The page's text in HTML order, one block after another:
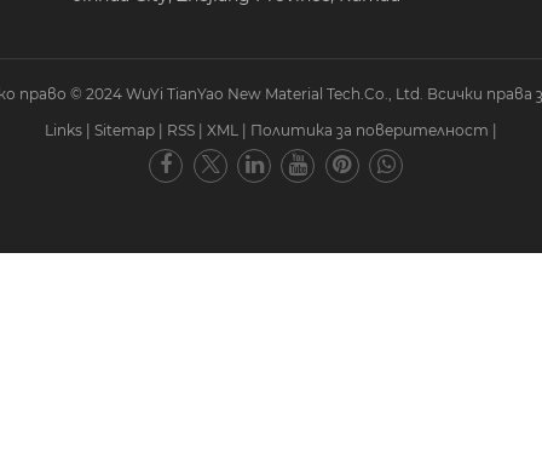
право © 2024 WuYi TianYao New Material Tech.Co., Ltd. Всички права
Links | Sitemap | RSS | XML | Политика за поверителност |